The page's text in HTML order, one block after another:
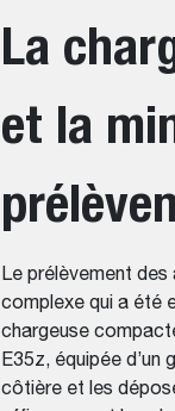
La
et la
Le prélèvement
complexe qui a été
chargeuse
E35z, équipée
côtière et les